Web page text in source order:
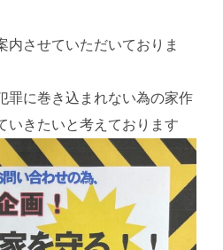
内させていただいておりま
罪に巻き込まれない為の家作
いきたいと考えております